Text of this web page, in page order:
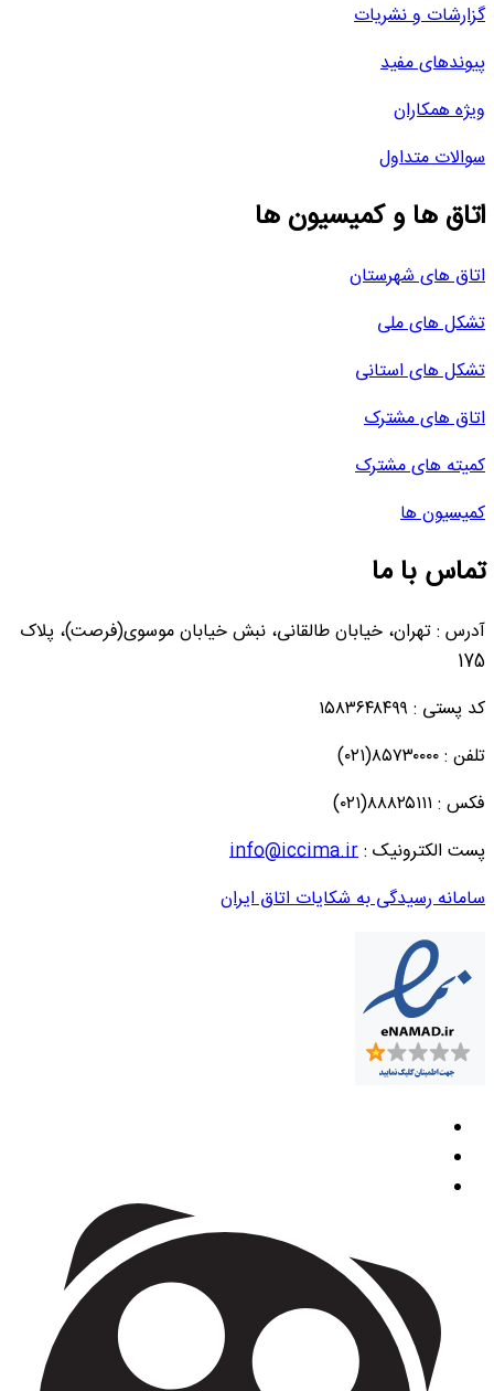
گزارشات و نشریات
پیوندهای مفید
ویژه همکاران
سوالات متداول
اتاق ها و کمیسیون ها
اتاق های شهرستان
تشکل های ملی
تشکل های استانی
اتاق های مشترک
کمیته های مشترک
کمیسیون ها
تماس با ما
آدرس : تهران، خیابان طالقانی، نبش خیابان موسوی(فرصت)، پلاک
175
کد پستی : ۱۵۸۳۶۴۸۴۹۹
تلفن : ۸۵۷۳۰۰۰۰(۰۲۱)
فکس : ۸۸۸۲۵۱۱۱(۰۲۱)
پست الکترونیک :info@iccima.ir
سامانه رسیدگی به شکایات اتاق ایران